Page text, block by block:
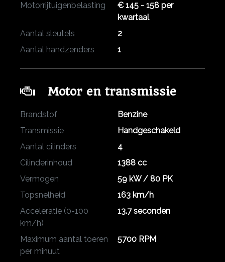
Motorrijtuigenbelasting
€ 145 - 158 per
kwartaal
Aantal sleutels
2
Aantal handzenders
1
Motor en transmissie
Brandstof
Benzine
Transmissie
Handgeschakeld
Aantal cilinders
4
Cilinderinhoud
1388 cc
Vermogen
59 kW / 80 PK
Topsnelheid
163 km/h
Acceleratie (0-100
km/h)
13.7 seconden
Maximum aantal toeren
per minuut
5700 RPM